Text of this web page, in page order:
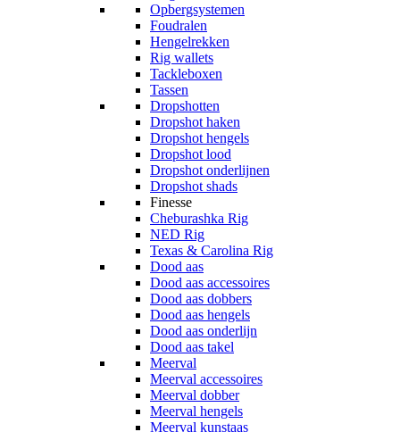
Opbergsystemen
Foudralen
Hengelrekken
Rig wallets
Tackleboxen
Tassen
Dropshotten
Dropshot haken
Dropshot hengels
Dropshot lood
Dropshot onderlijnen
Dropshot shads
Finesse
Cheburashka Rig
NED Rig
Texas & Carolina Rig
Dood aas
Dood aas accessoires
Dood aas dobbers
Dood aas hengels
Dood aas onderlijn
Dood aas takel
Meerval
Meerval accessoires
Meerval dobber
Meerval hengels
Meerval kunstaas